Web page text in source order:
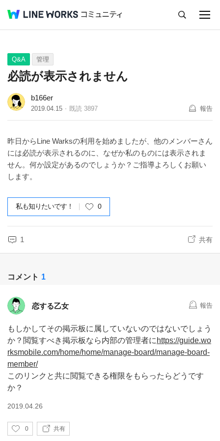
Q&A Tips Ideas
Q&A 管理
必読が表示されません
b166er
2019.04.15 既読 3897 報告
昨日からLine Warksの利用を始めましたが、他のメンバーさん
には必読が表示されるのに、なぜか私のものには表示されま
せん。何か設定があるのでしょうか？ご指導よろしくお願い
します。
私も知りたいです！ 0
1 共有
コメント 1
恋する乙女 報告
もしかしてその掲示板に属していないのではないでしょう
か？閲覧すべき掲示板なら内部の管理者に https://guide.wo
rksmobile.com/home/home/manage-board/manage-board-
member/
このリンクと共に閲覧できる権限をもらったらどうです
か？
2019.04.26
い
0 共有